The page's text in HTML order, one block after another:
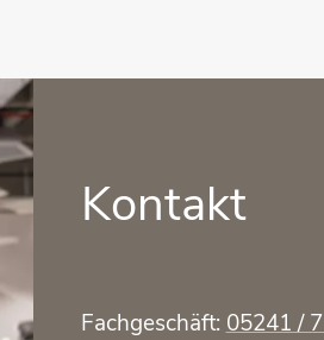
Kontakt
Fachgeschäft: 05241 /